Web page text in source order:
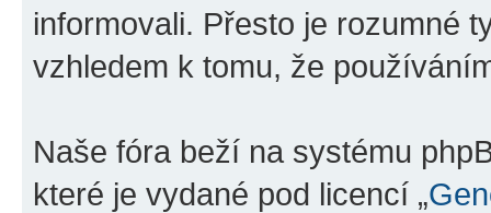
informovali. Přesto je rozumné
vzhledem k tomu, že
Naše fóra beží na systému
které je vydané pod licencí „